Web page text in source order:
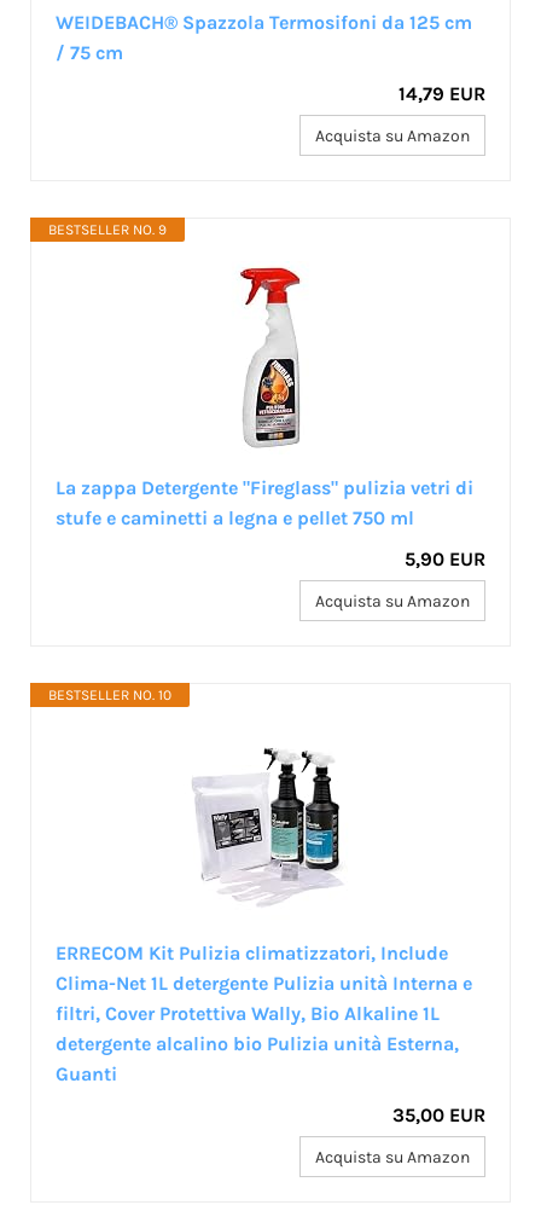
WEIDEBACH® Spazzola Termosifoni da 125 cm
/ 75 cm
14,79 EUR
Acquista su Amazon
BESTSELLER NO. 9
La zappa Detergente "Fireglass" pulizia vetri di
stufe e caminetti a legna e pellet 750 ml
5,90 EUR
Acquista su Amazon
BESTSELLER NO. 10
ERRECOM Kit Pulizia climatizzatori, Include
Clima-Net 1L detergente Pulizia unità Interna e
filtri, Cover Protettiva Wally, Bio Alkaline 1L
detergente alcalino bio Pulizia unità Esterna,
Guanti
35,00 EUR
Acquista su Amazon